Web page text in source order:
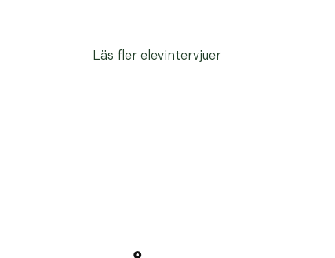
Läs fler elevintervjuer